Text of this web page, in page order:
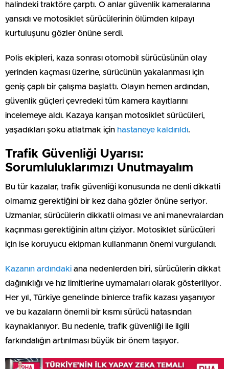
halindeki traktöre çarptı. O anlar güvenlik kameralarına
yansıdı ve motosiklet sürücülerinin ölümden kılpayı
kurtuluşunu gözler önüne serdi.
Polis ekipleri, kaza sonrası otomobil sürücüsünün olay
yerinden kaçması üzerine, sürücünün yakalanması için
geniş çaplı bir çalışma başlattı. Olayın hemen ardından,
güvenlik güçleri çevredeki tüm kamera kayıtlarını
incelemeye aldı. Kazaya karışan motosiklet sürücüleri,
yaşadıkları şoku atlatmak için hastaneye kaldırıldı.
Trafik Güvenliği Uyarısı:
Sorumluluklarımızı Unutmayalım
Bu tür kazalar, trafik güvenliği konusunda ne denli dikkatli
olmamız gerektiğini bir kez daha gözler önüne seriyor.
Uzmanlar, sürücülerin dikkatli olması ve ani manevralardan
kaçınması gerektiğinin altını çiziyor. Motosiklet sürücüleri
için ise koruyucu ekipman kullanmanın önemi vurgulandı.
Kazanın ardındaki ana nedenlerden biri, sürücülerin dikkat
dağınıklığı ve hız limitlerine uymamaları olarak gösteriliyor.
Her yıl, Türkiye genelinde binlerce trafik kazası yaşanıyor
ve bu kazaların önemli bir kısmı sürücü hatasından
kaynaklanıyor. Bu nedenle, trafik güvenliği ile ilgili
farkındalığın artırılması büyük bir önem taşıyor.